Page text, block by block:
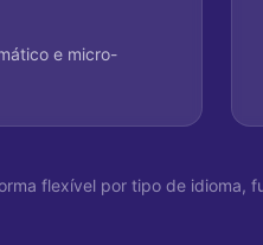
e micro-
flexível por tipo de idioma,